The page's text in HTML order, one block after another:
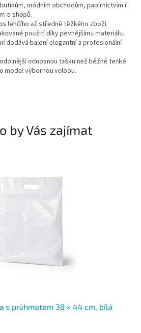
módním obchodům, papírnictvím i
e-shopů.
lehčího až středně těžkého zboží.
použití díky pevnějšímu materiálu.
dodává balení elegantní a profesionální
odnosnou tašku než běžné tenké
model výbornou volbou.
by Vás zajímat
s průhmatem 38 × 44 cm, bílá